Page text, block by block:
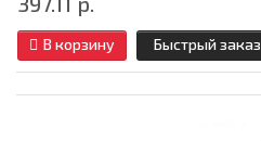
В корзину Быстрый заказ